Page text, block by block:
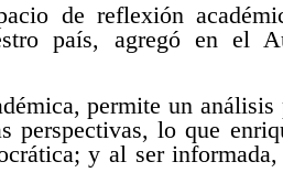
de reflexión
país, agregó en el
permite un
perspectivas, lo que
y al ser